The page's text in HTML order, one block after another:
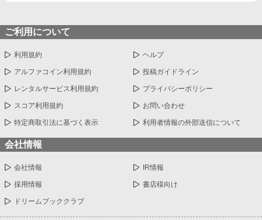
ご利用について
利用規約 ヘルプ
アルファコイン利用規約 投稿ガイドライン
レンタルサービス利用規約 プライバシーポリシー
スコア利用規約 お問い合わせ
特定商取引法に基づく表示 利用者情報の外部送信について
会社情報
会社情報 IR情報
採用情報 書店様向け
ドリームブッククラブ